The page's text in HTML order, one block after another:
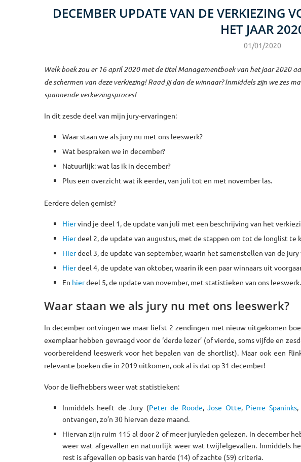
DECEMBER UPDATE VAN DE VERKIEZING
HET JAAR
01/01/2020
Welk boek zou er 16 april 2020 met de titel Managementboek van het jaar 2020
de schermen van deze verkiezing! Raad jij dan de winnaar? Inmiddels zijn we zes
spannende verkiezingsproces!
In dit zesde deel van mijn jury-ervaringen:
Waar staan we als jury nu met ons leeswerk?
Wat bespraken we in december?
Natuurlijk: wat las ik in december?
Plus een overzicht wat ik eerder, van juli tot en met november las.
Eerdere delen gemist?
Hiervind je deel 1, de update van juli met een beschrijving van het
Hierdeel 2, de update van augustus, met de stappen om tot de longlist te
Hierdeel 3, de update van september, waarin het samenstellen van de
Hierdeel 4, de update van oktober, waarin ik een paar winnaars uit
En hierdeel 5, de update van november, met statistieken van ons leeswerk.
Waar staan we als jury nu met ons leeswerk?
In december ontvingen we maar liefst 2 zendingen met nieuw uitgekomen
exemplaar hebben gevraagd voor de ‘derde lezer’ (of vierde, soms vijfde en
voorbereidend leeswerk voor het bepalen van de shortlist). Maar ook een
relevante boeken die in 2019 uitkomen, ook al is dat op 31 december!
Voor de liefhebbers weer wat statistieken:
Inmiddels heeft de Jury (Peter de Roode,Jose Otte, Pierre Spaninks,
ontvangen, zo’n 30 hiervan deze maand.
Hiervan zijn ruim 115 al door 2 of meer juryleden gelezen. In december
weer wat afgevallen en natuurlijk weer wat twijfelgevallen. Inmiddels
rest is afgevallen op basis van harde (14) of zachte (59) criteria.